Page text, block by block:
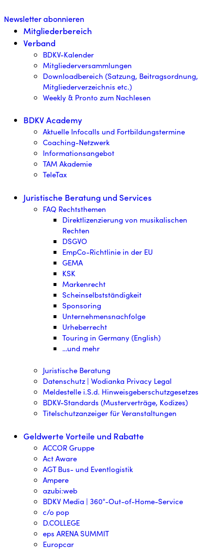
Newsletter abonnieren
Mitgliederbereich
Verband
BDKV-Kalender
Mitgliederversammlungen
Downloadbereich (Satzung, Beitragsordnung,
Mitgliederverzeichnis etc.)
Weekly & Pronto zum Nachlesen
BDKV Academy
Aktuelle Infocalls und Fortbildungstermine
Coaching-Netzwerk
Informationsangebot
TAM Akademie
TeleTax
Juristische Beratung und Services
FAQ Rechtsthemen
Direktlizenzierung von musikalischen
Rechten
DSGVO
EmpCo-Richtlinie in der EU
GEMA
KSK
Markenrecht
Scheinselbstständigkeit
Sponsoring
Unternehmensnachfolge
Urheberrecht
Touring in Germany (English)
…und mehr
Juristische Beratung
Datenschutz | Wodianka Privacy Legal
Meldestelle i.S.d. Hinweisgeberschutzgesetzes
BDKV-Standards (Musterverträge, Kodizes)
Titelschutzanzeiger für Veranstaltungen
Geldwerte Vorteile und Rabatte
ACCOR Gruppe
Act Aware
AGT Bus- und Eventlogistik
Ampere
azubi:web
BDKV Media | 360°-Out-of-Home-Service
c/o pop
D.COLLEGE
eps ARENA SUMMIT
Europcar